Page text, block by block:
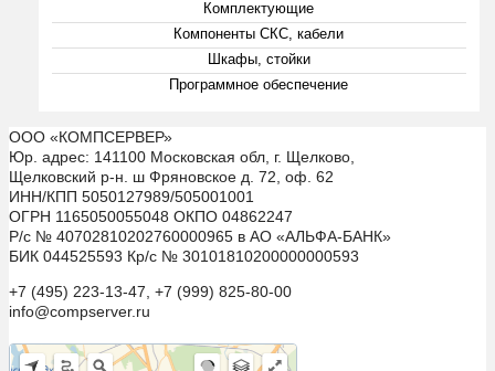
Комплектующие
Компоненты СКС, кабели
Шкафы, стойки
Программное обеспечение
ООО «КОМПСЕРВЕР»
Юр. адрес: 141100 Московская обл, г. Щелково,
Щелковский р-н. ш Фряновское д. 72, оф. 62
ИНН/КПП 5050127989/505001001
ОГРН 1165050055048 ОКПО 04862247
Р/с № 40702810202760000965 в АО «АЛЬФА-БАНК»
БИК 044525593 Кр/с № 30101810200000000593
+7 (495) 223-13-47, +7 (999) 825-80-00
info@compserver.ru